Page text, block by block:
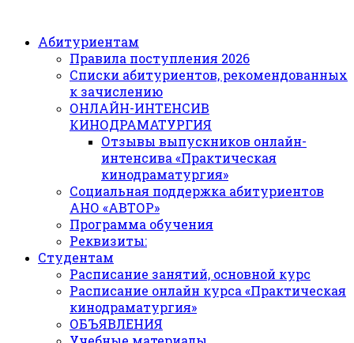
Абитуриентам
Правила поступления 2026
Списки абитуриентов, рекомендованных
к зачислению
ОНЛАЙН-ИНТЕНСИВ
КИНОДРАМАТУРГИЯ
Отзывы выпускников онлайн-
интенсива «Практическая
кинодраматургия»
Социальная поддержка абитуриентов
АНО «АВТОР»
Программа обучения
Реквизиты:
Студентам
Расписание занятий, основной курс
Расписание онлайн курса «Практическая
кинодраматургия»
ОБЪЯВЛЕНИЯ